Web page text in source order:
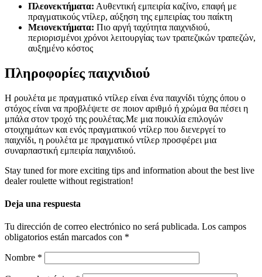
Πλεονεκτήματα: Αυθεντική εμπειρία καζίνο, επαφή με
πραγματικούς ντίλερ, αύξηση της εμπειρίας του παίκτη
Μειονεκτήματα: Πιο αργή ταχύτητα παιχνιδιού,
περιορισμένοι χρόνοι λειτουργίας των τραπεζικών τραπεζών,
αυξημένο κόστος
Πληροφορίες παιχνιδιού
Η ρουλέτα με πραγματικό ντίλερ είναι ένα παιχνίδι τύχης όπου ο
στόχος είναι να προβλέψετε σε ποιον αριθμό ή χρώμα θα πέσει η
μπάλα στον τροχό της ρουλέτας.Με μια ποικιλία επιλογών
στοιχημάτων και ενός πραγματικού ντίλερ που διενεργεί το
παιχνίδι, η ρουλέτα με πραγματικό ντίλερ προσφέρει μια
συναρπαστική εμπειρία παιχνιδιού.
Stay tuned for more exciting tips and information about the best live
dealer roulette without registration!
Deja una respuesta
Tu dirección de correo electrónico no será publicada. Los campos
obligatorios están marcados con *
Nombre *